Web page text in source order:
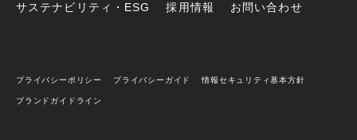
サステナビリティ・ESG 採用情報 お問い合わせ
プライバシーポリシー プライバシーガイド
情報セキュリティ基本方針
ブランドガイドライン